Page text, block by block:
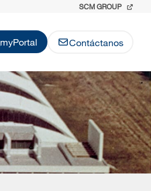
SCM GROUP
myPortal Contáctanos